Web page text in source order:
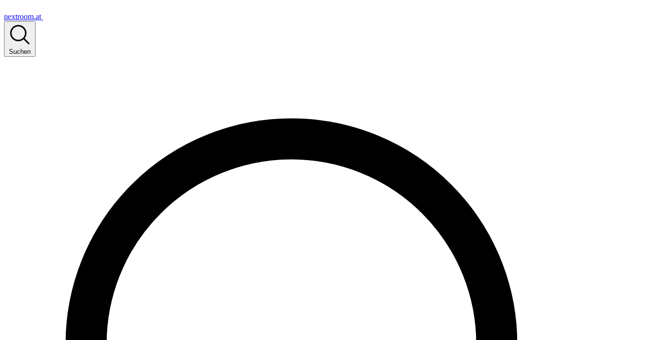
nextroom.at
Suchen